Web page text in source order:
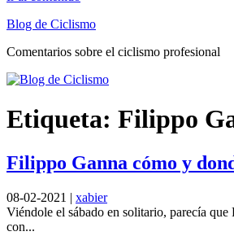
Blog de Ciclismo
Comentarios sobre el ciclismo profesional
Etiqueta: Filippo
Filippo Ganna cómo y
08-02-2021 | xabier
Viéndole el sábado en solitario, parecía
con...